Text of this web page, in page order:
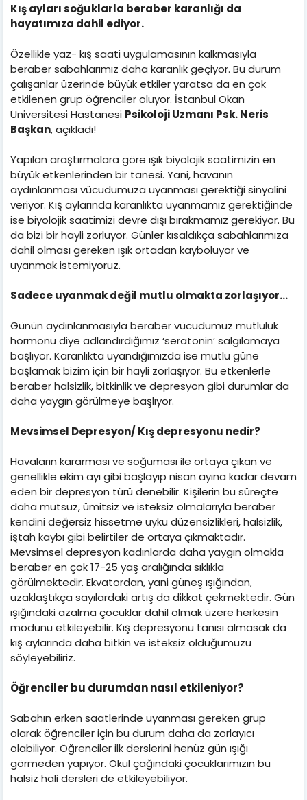
Kış ayları soğuklarla beraber karanlığı da
hayatımıza dahil ediyor.
Özellikle yaz- kış saati uygulamasının kalkmasıyla
beraber sabahlarımız daha karanlık geçiyor. Bu durum
çalışanlar üzerinde büyük etkiler yaratsa da en çok
etkilenen grup öğrenciler oluyor. İstanbul Okan
Üniversitesi Hastanesi Psikoloji Uzmanı Psk. Neris
Başkan, açıkladı!
Yapılan araştırmalara göre ışık biyolojik saatimizin en
büyük etkenlerinden bir tanesi. Yani, havanın
aydınlanması vücudumuza uyanması gerektiği sinyalini
veriyor. Kış aylarında karanlıkta uyanmamız gerektiğinde
ise biyolojik saatimizi devre dışı bırakmamız gerekiyor. Bu
da bizi bir hayli zorluyor. Günler kısaldıkça sabahlarımıza
dahil olması gereken ışık ortadan kayboluyor ve
uyanmak istemiyoruz.
Sadece uyanmak değil mutlu olmakta zorlaşıyor…
Günün aydınlanmasıyla beraber vücudumuz mutluluk
hormonu diye adlandırdığımız ‘seratonin’ salgılamaya
başlıyor. Karanlıkta uyandığımızda ise mutlu güne
başlamak bizim için bir hayli zorlaşıyor. Bu etkenlerle
beraber halsizlik, bitkinlik ve depresyon gibi durumlar da
daha yaygın görülmeye başlıyor.
Mevsimsel Depresyon/ Kış depresyonu nedir?
Havaların kararması ve soğuması ile ortaya çıkan ve
genellikle ekim ayı gibi başlayıp nisan ayına kadar devam
eden bir depresyon türü denebilir. Kişilerin bu süreçte
daha mutsuz, ümitsiz ve isteksiz olmalarıyla beraber
kendini değersiz hissetme uyku düzensizlikleri, halsizlik,
iştah kaybı gibi belirtiler de ortaya çıkmaktadır.
Mevsimsel depresyon kadınlarda daha yaygın olmakla
beraber en çok 17-25 yaş aralığında sıklıkla
görülmektedir. Ekvatordan, yani güneş ışığından,
uzaklaştıkça sayılardaki artış da dikkat çekmektedir. Gün
ışığındaki azalma çocuklar dahil olmak üzere herkesin
modunu etkileyebilir. Kış depresyonu tanısı almasak da
kış aylarında daha bitkin ve isteksiz olduğumuzu
söyleyebiliriz.
Öğrenciler bu durumdan nasıl etkileniyor?
Sabahın erken saatlerinde uyanması gereken grup
olarak öğrenciler için bu durum daha da zorlayıcı
olabiliyor. Öğrenciler ilk derslerini henüz gün ışığı
görmeden yapıyor. Okul çağındaki çocuklarımızın bu
halsiz hali dersleri de etkileyebiliyor.